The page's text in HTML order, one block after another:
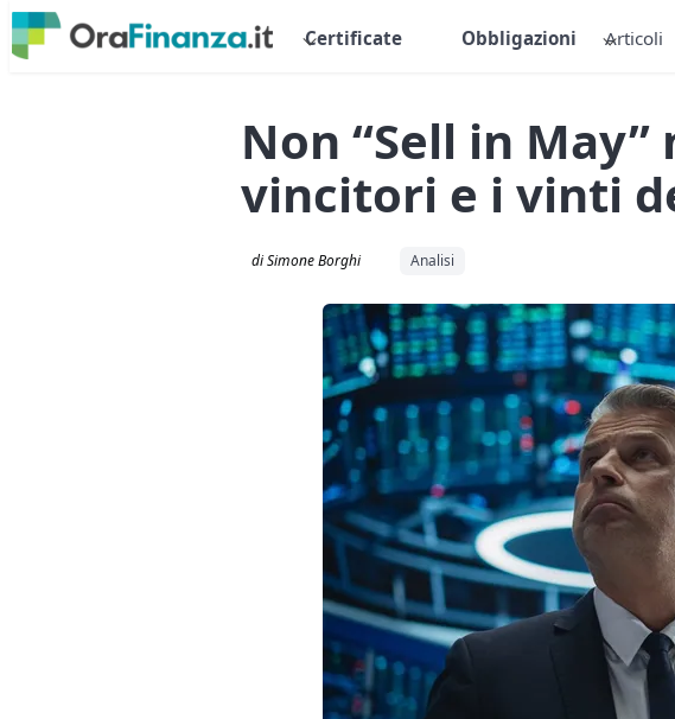
Certificate Obbligazioni Articoli
Non “Sell in May”
vincitori e i vinti
di Simone Borghi Analisi